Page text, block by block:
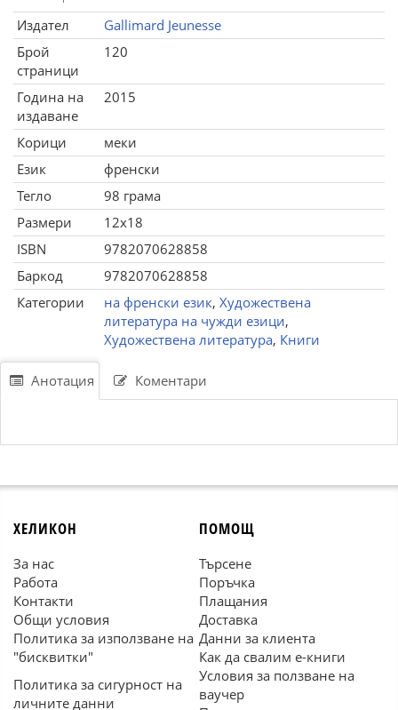
Издател
Gallimard Jeunesse
Брой
страници
120
Година на
издаване
2015
Корици
меки
Език
френски
Тегло
98 грама
Размери
12x18
ISBN
9782070628858
Баркод
9782070628858
Категории
на френски език, Художествена
литература на чужди езици,
Художествена литература, Книги
Анотация Коментари
ХЕЛИКОН
За нас
Работа
Контакти
Общи условия
Политика за използване на
"бисквитки"
Политика за сигурност на
личните данни
ПОМОЩ
Търсене
Поръчка
Плащания
Доставка
Данни за клиента
Как да свалим е-книги
Условия за ползване на
ваучер